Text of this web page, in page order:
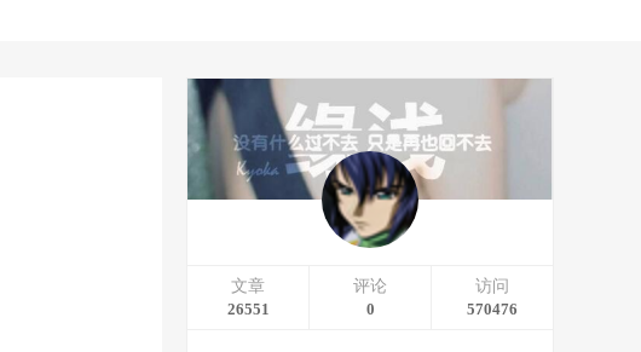
文章
26551
评论
0
访问
570476